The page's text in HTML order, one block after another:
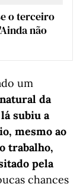
o terceiro
não
um
da
subiu a
mesmo ao
trabalho,
pela
chances